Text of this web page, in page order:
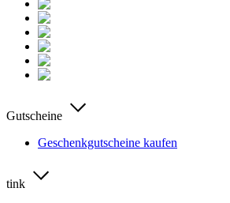
Gutscheine
Geschenkgutscheine kaufen
tink